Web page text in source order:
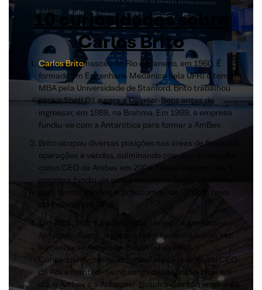
10 curiosidades sobre
Carlos Brito
Carlos Britonasceu no Rio de Janeiro, em 1960. É
formado em Engenharia Mecânica pela UFRJ e tem um
MBA pela Universidade de Stanford. Brito trabalhou
para a Shell Oil e para a Daimler-Benz antes de
ingressar, em 1989, na Brahma. Em 1999, a empresa
fundiu-se com a Antarctica para formar a AmBev.
Brito ocupou diversas posições nas áreas de finanças,
operações e vendas, culminando com sua nomeação
como CEO da Ambev em 2004. Nesse mesmo ano, a
empresa fundiu-se com a cervejaria belga Interbrew
para formar a InBev, e Brito tornou-se CEO da nova
companhia em 2005.
Em 2008, com a aquisição da cervejaria americana
Anheuser-Busch, o grupo expandiu-se mais uma vez,
tornando-se Anheuser-Busch InBev (ABI).
Consequentemente, Brito assumiu a posição de CEO
da ABI e mantem-se no cargo desde então. Hoje em
dia, a Ambev e a Anheuser-Busch InBev são empresas